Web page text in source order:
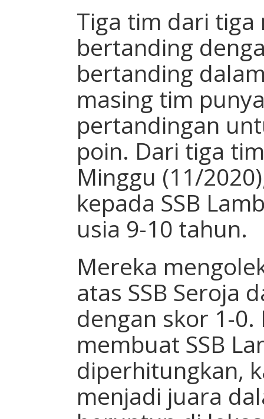
Tiga tim dari
bertanding
bertanding
masing tim
pertandingan
poin. Dari tiga
Minggu (11/
kepada SSB
usia 9-10 tahun.
Mereka
atas SSB Seroja
dengan skor 1-
membuat SSB
diperhitungkan,
menjadi juara